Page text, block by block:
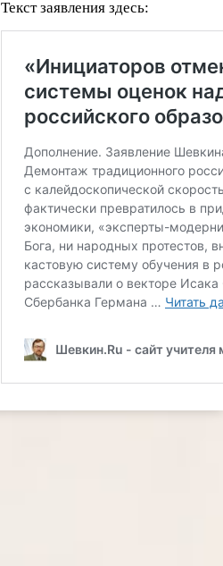
Текст заявления здесь: